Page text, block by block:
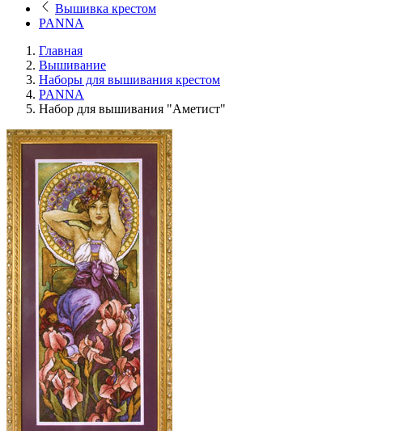
Вышивка крестом
PANNA
Главная
Вышивание
Наборы для вышивания крестом
PANNA
Набор для вышивания "Аметист"